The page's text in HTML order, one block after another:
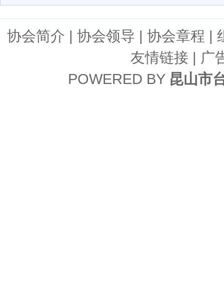
协会简介 | 协会领导 | 协会章程 |
友情链接 | 广
POWERED BY 昆山市